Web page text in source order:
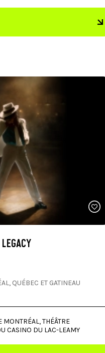
QUÉBEC ET GATINEAU
MONTRÉAL, THÉÂTRE
CASINO DU LAC-LEAMY